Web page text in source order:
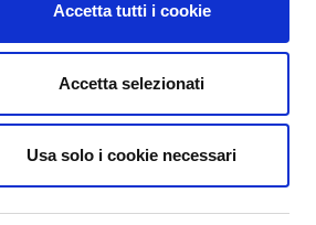
Accetta tutti i cookie
Accetta selezionati
Usa solo i cookie necessari